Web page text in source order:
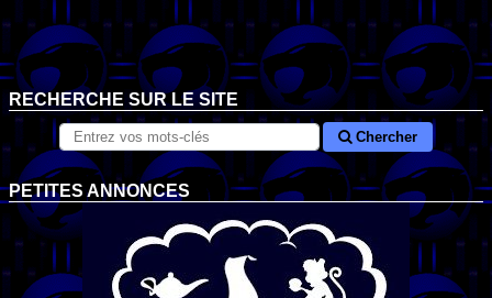
RECHERCHE SUR LE SITE
Chercher
PETITES ANNONCES